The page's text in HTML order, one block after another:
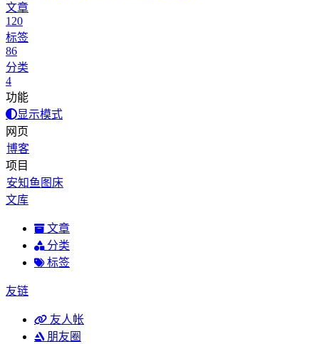
文章
120
标签
86
分类
4
功能
显示模式
网页
博客
项目
安知鱼图床
文库
文章
分类
标签
友链
友人帐
朋友圈